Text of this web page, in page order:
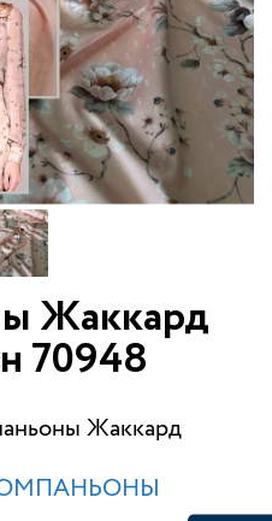
Жаккард
70948
Жаккард